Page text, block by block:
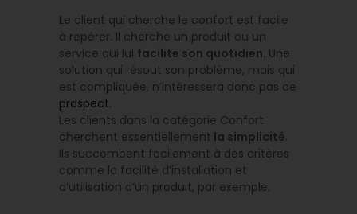
Le client qui cherche le confort est facile
à repérer. Il cherche un produit ou un
service qui lui facilite son quotidien. Une
solution qui résout son problème, mais qui
est compliquée, n’intéressera donc pas ce
prospect.
Les clients dans la catégorie Confort
cherchent essentiellement la simplicité.
Ils succombent facilement à des critères
comme la facilité d’installation et
d’utilisation d’un produit, par exemple.